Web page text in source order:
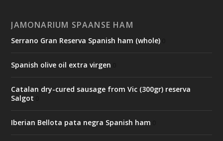
JAMONARIUM SPAANSE HAM
Serrano Gran Reserva Spanish ham (whole)
Spanish olive oil extra virgen
Catalan dry-cured sausage from Vic (300gr) reserva
Salgot
Iberian Bellota pata negra Spanish ham